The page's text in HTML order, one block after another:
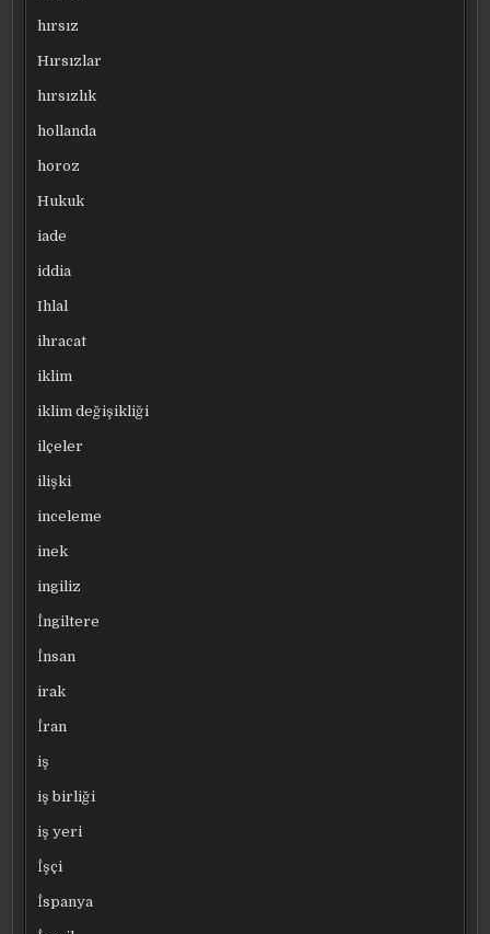
hırsız
Hırsızlar
hırsızlık
hollanda
horoz
Hukuk
iade
iddia
Ihlal
ihracat
iklim
iklim değişikliği
ilçeler
ilişki
inceleme
inek
ingiliz
İngiltere
İnsan
irak
İran
iş
iş birliği
iş yeri
İşçi
İspanya